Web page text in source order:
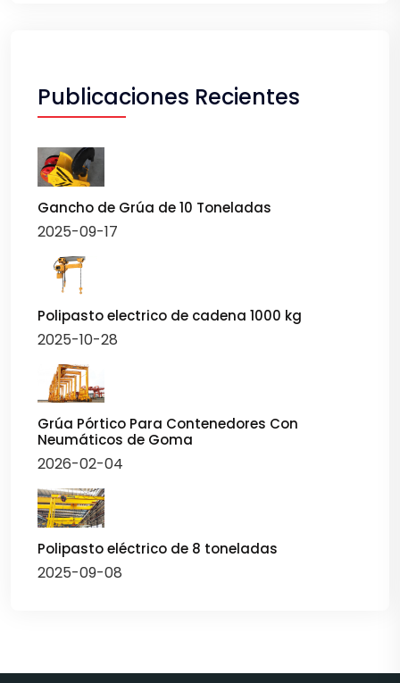
Publicaciones Recientes
Gancho de Grúa de 10 Toneladas
2025-09-17
Polipasto electrico de cadena 1000 kg
2025-10-28
Grúa Pórtico Para Contenedores Con
Neumáticos de Goma
2026-02-04
Polipasto eléctrico de 8 toneladas
2025-09-08